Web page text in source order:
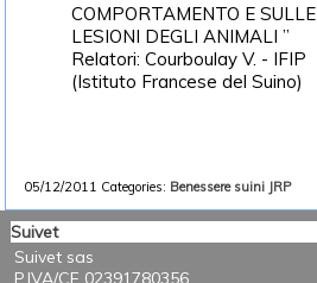
COMPORTAMENTO E SULLE
LESIONI DEGLI ANIMALI ”
Relatori: Courboulay V. - IFIP
(Istituto Francese del Suino)
05/12/2011 Categories: Benessere suini JRP
Suivet
Suivet sas